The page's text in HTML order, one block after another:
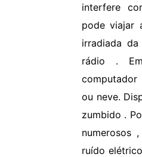
interfere
pode viajar
irradiada
rádio .
computador
ou neve.
zumbido .
numerosos
ruído